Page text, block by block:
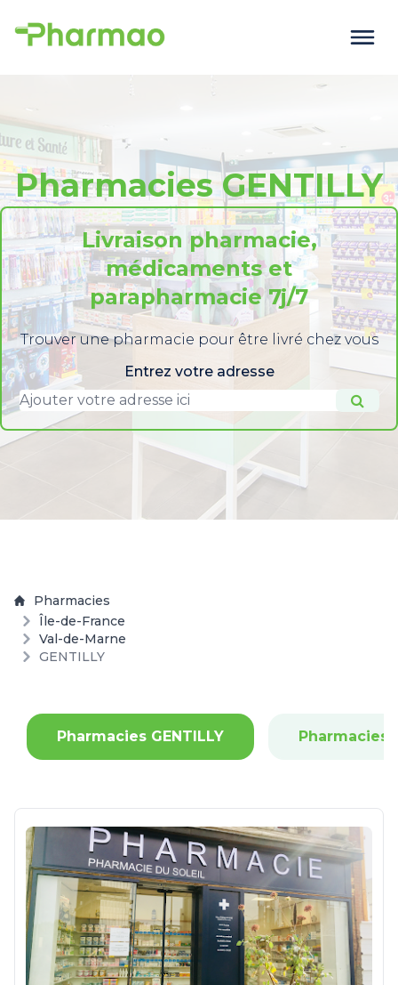
Pharmacies GENTILLY
Livraison pharmacie,
médicaments et
parapharmacie 7j/7
Trouver une pharmacie pour être livré chez vous
Entrez votre adresse
Pharmacies
Île-de-France
Val-de-Marne
GENTILLY
Pharmacies GENTILLY Pharmacies